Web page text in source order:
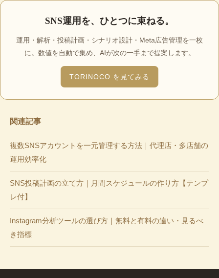
SNS運用を、ひとつに束ねる。
運用・解析・投稿計画・シナリオ設計・Meta広告管理を一枚
に。数値を自動で集め、AIが次の一手まで提案します。
TORINOCO を見てみる
関連記事
複数SNSアカウントを一元管理する方法｜代理店・多店舗の
運用効率化
SNS投稿計画の立て方｜月間スケジュールの作り方【テンプ
レ付】
Instagram分析ツールの選び方｜無料と有料の違い・見るべ
き指標